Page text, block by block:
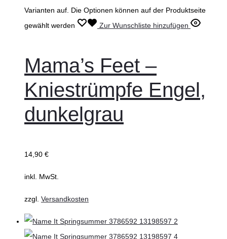
Varianten auf. Die Optionen können auf der Produktseite
gewählt werden
Zur Wunschliste hinzufügen
Mama’s Feet –
Kniestrümpfe Engel,
dunkelgrau
14,90 €
inkl. MwSt.
zzgl. Versandkosten